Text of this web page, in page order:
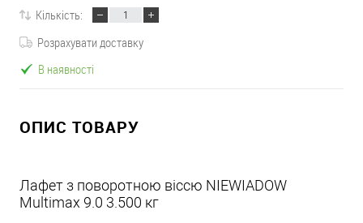
Кількість:
Розрахувати доставку
В наявності
ОПИС ТОВАРУ
Лафет з поворотною віссю NIEWIADOW
Multimax 9.0 3.500 кг